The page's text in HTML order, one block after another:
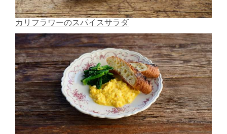
カリフラワーのスパイスサラダ